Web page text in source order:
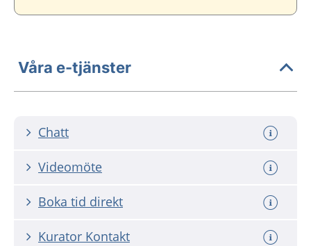
Våra e-tjänster
Chatt
Videomöte
Boka tid direkt
Kurator Kontakt